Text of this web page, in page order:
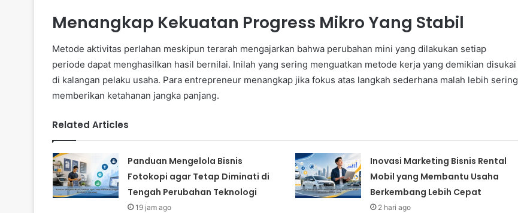
Menangkap Kekuatan Progress Mikro Yang Stabil
Metode aktivitas perlahan meskipun terarah mengajarkan bahwa perubahan mini yang dilakukan setiap
periode dapat menghasilkan hasil bernilai. Inilah yang sering menguatkan metode kerja yang demikian disukai
di kalangan pelaku usaha. Para entrepreneur menangkap jika fokus atas langkah sederhana malah lebih sering
memberikan ketahanan jangka panjang.
Related Articles
Panduan Mengelola Bisnis
Fotokopi agar Tetap Diminati di
Tengah Perubahan Teknologi
19 jam ago
Inovasi Marketing Bisnis Rental
Mobil yang Membantu Usaha
Berkembang Lebih Cepat
2 hari ago